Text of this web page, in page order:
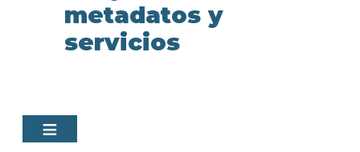
metadatos y
servicios